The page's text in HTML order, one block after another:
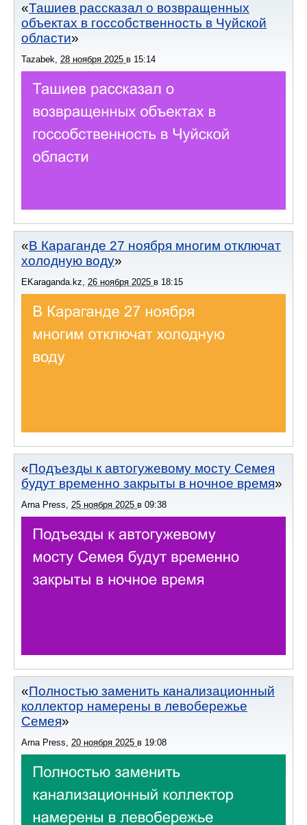
Ташиев рассказал о возвращенных
объектах в госсобственность в Чуйской
области
Tazabek, 28 ноября 2025 в 15:14
В Караганде 27 ноября многим отключат
холодную воду
EKaraganda.kz, 26 ноября 2025 в 18:15
Подъезды к автогужевому мосту Семея
будут временно закрыты в ночное время
Arna Press 25 ноября 2025 в 09:38
Полностью заменить канализационный
коллектор намерены в левобережье
Семея
Arna Press 20 ноября 2025 в 19:08